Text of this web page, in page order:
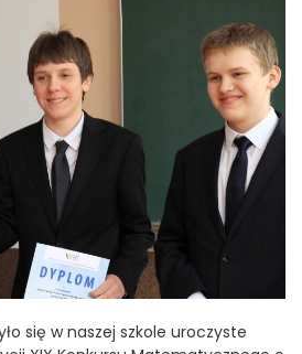
się w naszej szkole uroczyste